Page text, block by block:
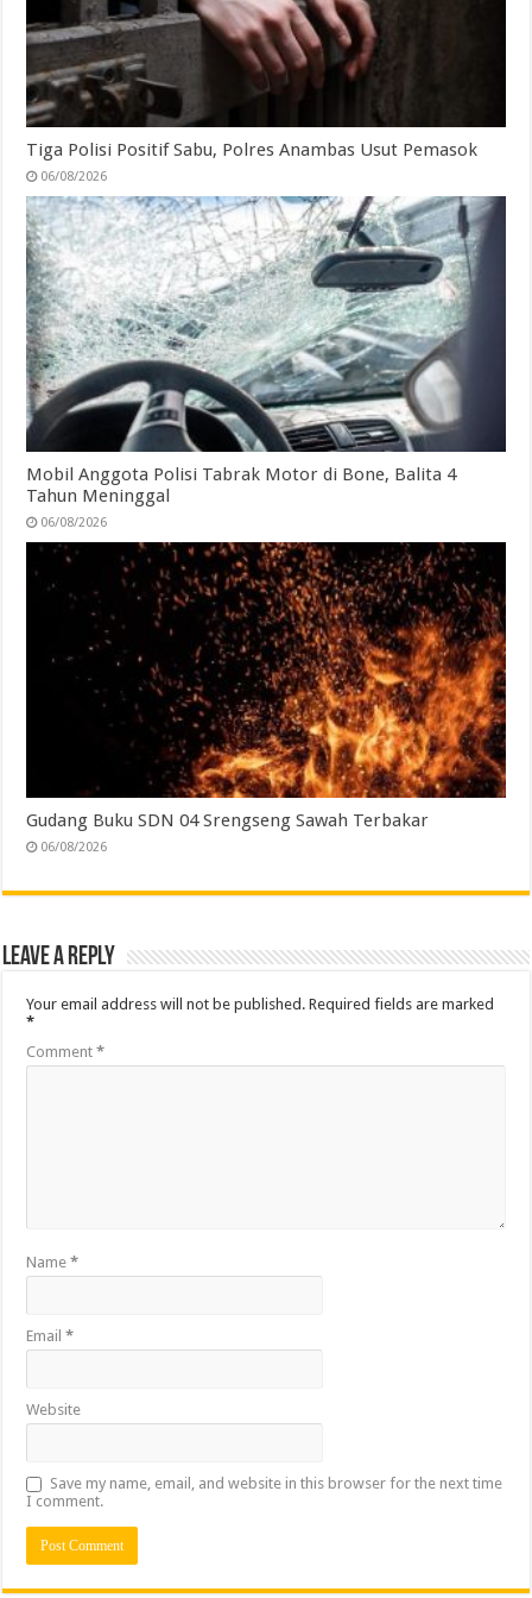
Tiga Polisi Positif Sabu, Polres Anambas Usut Pemasok
06/08/2026
Mobil Anggota Polisi Tabrak Motor di Bone, Balita 4
Tahun Meninggal
06/08/2026
Gudang Buku SDN 04 Srengseng Sawah Terbakar
06/08/2026
Leave a Reply
Your email address will not be published. Required fields are marked
*
Comment*
Name*
Email*
Website
Save my name, email, and website in this browser for the next time
I comment.